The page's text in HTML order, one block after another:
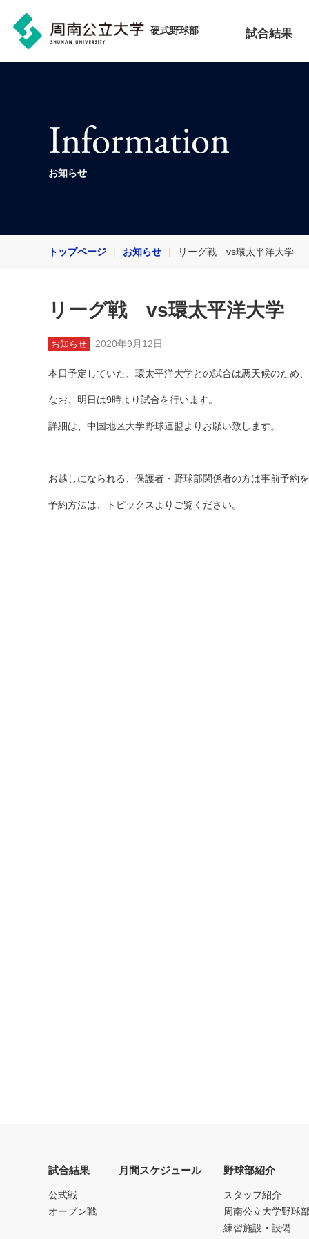
硬式野球部 試合結果
Information
お知らせ
トップページ お知らせ リーグ戦 vs環太平洋大学
リーグ戦 vs環太平洋大学
お知らせ 2020年9月12日
本日予定していた、環太平洋大学との試合は悪天候のため
なお、明日は9時より試合を行います。
詳細は、中国地区大学野球連盟よりお願い致します。
お越しになられる、保護者・野球部関係者の方は事前予約
予約方法は、トピックスよりご覧ください。
試合結果
公式戦
オープン戦
月間スケジュール 野球部紹介
スタッフ紹介
周南公立大学野球
練習施設・設備